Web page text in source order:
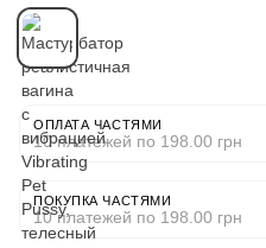
ОПЛАТА ЧАСТЯМИ
10 платежей по 198.00 грн
ПОКУПКА ЧАСТЯМИ
10 платежей по 198.00 грн